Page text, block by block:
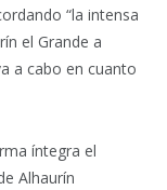
“la intensa
el Grande a
a cabo en cuanto
íntegra el
Alhaurín